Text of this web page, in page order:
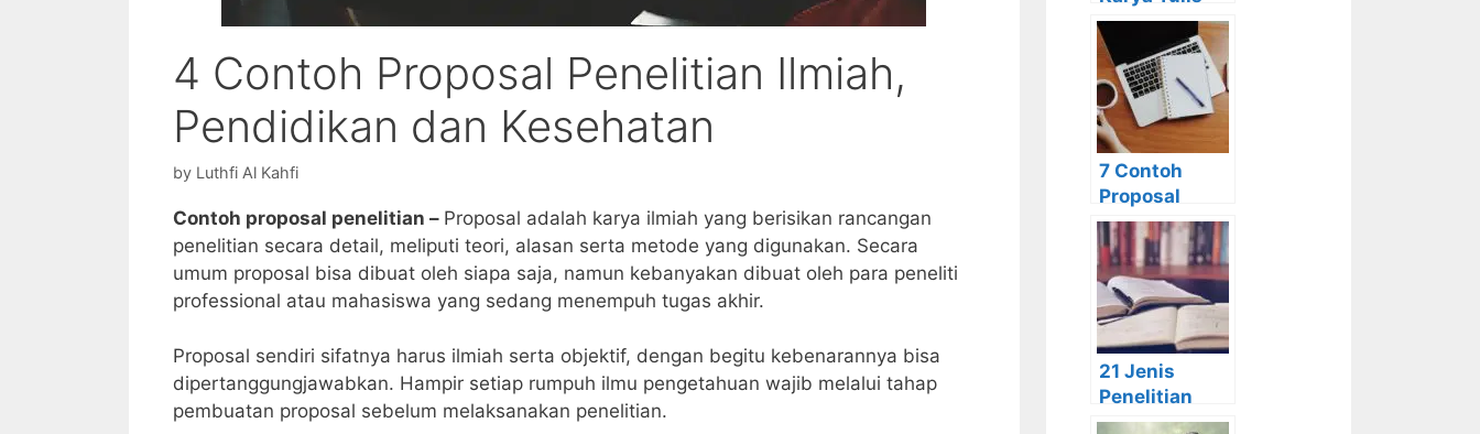
4 Contoh Proposal Penelitian Ilmiah,
Pendidikan dan Kesehatan
by Luthfi Al Kahfi
Contoh proposal penelitian – Proposal adalah karya ilmiah yang berisikan rancangan
penelitian secara detail, meliputi teori, alasan serta metode yang digunakan. Secara
umum proposal bisa dibuat oleh siapa saja, namun kebanyakan dibuat oleh para peneliti
professional atau mahasiswa yang sedang menempuh tugas akhir.
Proposal sendiri sifatnya harus ilmiah serta objektif, dengan begitu kebenarannya bisa
dipertanggungjawabkan. Hampir setiap rumpuh ilmu pengetahuan wajib melalui tahap
pembuatan proposal sebelum melaksanakan penelitian.
Ilmiah yang
Bisa Anda
Jadikan
Referensi
7 Contoh
Proposal
Usaha Kuliner,
Kerajinan dan
Lainnya
21 Jenis
Penelitian
yang Bisa